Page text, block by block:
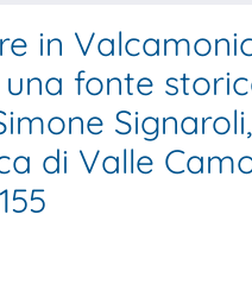
in
una fonte
di Valle